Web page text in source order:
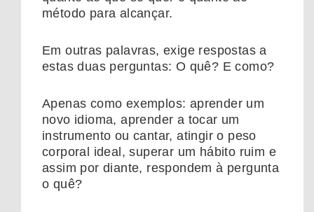
método para alcançar.
Em outras palavras, exige respostas a
estas duas perguntas: O quê? E como?
Apenas como exemplos: aprender um
novo idioma, aprender a tocar um
instrumento ou cantar, atingir o peso
corporal ideal, superar um hábito ruim e
assim por diante, respondem à pergunta
o quê?